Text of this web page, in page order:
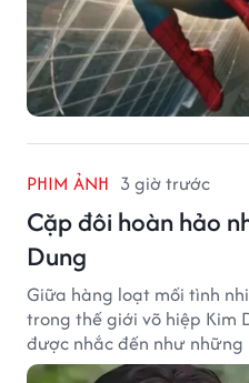
PHIM ẢNH 3 giờ trước
Cặp đôi hoàn hảo
Dung
Giữa hàng loạt mối tình
trong thế giới võ hiệp Kim
được nhắc đến như
"viên mãn" nhất.